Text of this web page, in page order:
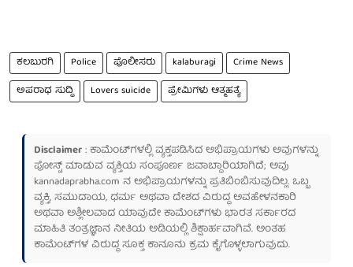
ಕಲಬುರಗಿ Police ಪೊಲೀಸರು kalaburagi
Crime News
ಅಪರಾಧ ಸುದ್ದಿ
Lovers suicide ಪ್ರೇಮಿಗಳು ಆತ್ಮಹತ್ಯೆ
Disclaimer: ಕಾಮೆಂಟ್‌ಗಳಲ್ಲಿ ವ್ಯಕ್ತಪಡಿಸಿದ ಅಭಿಪ್ರಾಯಗಳು ಅವುಗಳನ್ನು
ಪೋಸ್ಟ್ ಮಾಡುವ ವ್ಯಕ್ತಿಯ ಸಂಪೂರ್ಣ ಜವಾಬ್ದಾರಿಯಾಗಿದೆ; ಅವು
kannadaprabha.com ನ ಅಭಿಪ್ರಾಯಗಳನ್ನು ಪ್ರತಿಬಿಂಬಿಸುವುದಿಲ್ಲ. ಒಬ್ಬ
ವ್ಯಕ್ತಿ, ಸಮುದಾಯ, ಧರ್ಮ ಅಥವಾ ದೇಶದ ವಿರುದ್ಧ ಅವಹೇಳನಕಾರಿ
ಅಥವಾ ಅಶ್ಲೀಲವಾದ ಯಾವುದೇ ಕಾಮೆಂಟ್‌ಗಳು ಭಾರತ ಸರ್ಕಾರದ
ಮಾಹಿತಿ ತಂತ್ರಜ್ಞಾನ ನೀತಿಯ ಅಡಿಯಲ್ಲಿ ಶಿಕ್ಷಾರ್ಹವಾಗಿವೆ. ಅಂತಹ
ಕಾಮೆಂಟ್‌ಗಳ ವಿರುದ್ಧ ಸೂಕ್ತ ಕಾನೂನು ಕ್ರಮ ಕೈಗೊಳ್ಳಲಾಗುವುದು.